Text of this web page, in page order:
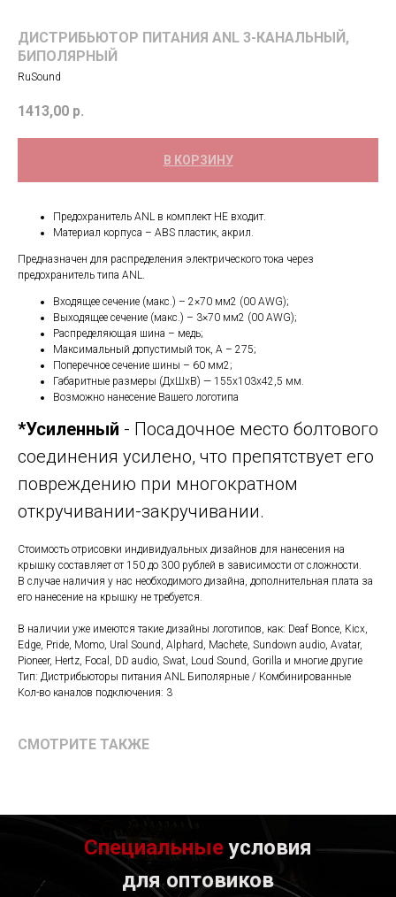
ДИСТРИБЬЮТОР ПИТАНИЯ ANL 3-КАНАЛЬНЫЙ,
БИПОЛЯРНЫЙ
RuSound
1413,00 р.
В КОРЗИНУ
Предохранитель ANL в комплект НЕ входит.
Материал корпуса – ABS пластик, акрил.
Предназначен для распределения электрического тока через
предохранитель типа ANL.
Входящее сечение (макс.) – 2×70 мм2 (00 AWG);
Выходящее сечение (макс.) – 3×70 мм2 (00 AWG);
Распределяющая шина – медь;
Максимальный допустимый ток, А – 275;
Поперечное сечение шины – 60 мм2;
Габаритные размеры (ДхШхВ) — 155х103х42,5 мм.
Возможно нанесение Вашего логотипа
*Усиленный - Посадочное место болтового
соединения усилено, что препятствует его
повреждению при многократном
откручивании-закручивании.
Стоимость отрисовки индивидуальных дизайнов для нанесения на
крышку составляет от 150 до 300 рублей в зависимости от сложности.
В случае наличия у нас необходимого дизайна, дополнительная плата за
его нанесение на крышку не требуется.
В наличии уже имеются такие дизайны логотипов, как: Deaf Bonce, Kicx,
Edge, Pride, Momo, Ural Sound, Alphard, Machete, Sundown audio, Avatar,
Pioneer, Hertz, Focal, DD audio, Swat, Loud Sound, Gorilla и многие другие
Тип: Дистрибьюторы питания ANL Биполярные / Комбинированные
Кол-во каналов подключения: 3
СМОТРИТЕ ТАКЖЕ
Специальныеусловия
для оптовиков